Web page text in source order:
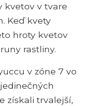
kvetov v tvare
Keď kvety
hroty kvetov
rastliny.
v zóne 7 vo
získali trvalejší,